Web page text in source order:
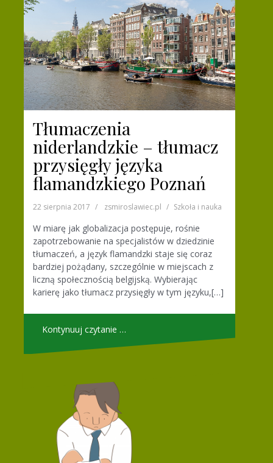
Tłumaczenia
niderlandzkie – tłumacz
przysięgły języka
flamandzkiego Poznań
22 sierpnia 2017 zsmiroslawiec.pl Szkoła i nauka
W miarę jak globalizacja postępuje, rośnie
zapotrzebowanie na specjalistów w dziedzinie
tłumaczeń, a język flamandzki staje się coraz
bardziej pożądany, szczególnie w miejscach z
liczną społecznością belgijską. Wybierając
karierę jako tłumacz przysięgły w tym języku,[…]
Kontynuuj czytanie …